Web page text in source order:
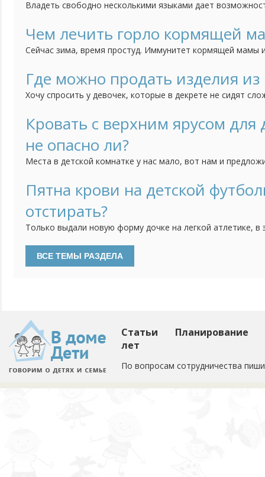
Владеть свободно несколькими языками дает
преимущества для получения образования и интересной
5-ти лет ребенок способен усвоить в разы больше
Чем лечить горло кормящей
Сейчас зима, время простуд. Иммунитет кормящей мамы
Если болит горло (к тому же часто), как его лечить и
лекарства не предназначены "для беременных и
Где можно продать изделия из
Хочу спросить у девочек, которые в декрете не сидят
группе, но пока никаких успехов по продаже нет.
продаете ручной работы. Если нельзя оставлять ссылки,
Кровать с верхним ярусом
не опасно ли?
Места в детской комнатке у нас мало, вот нам и
только в том, насколько она должна быть безопасной.
но я опасаюсь, действительно ли она безопасна. Кому
Пятна крови на детской
отстирать?
Только выдали новую форму дочке на легкой атлетике,
Статьи
Планирование
лет
По вопросам сотрудничества